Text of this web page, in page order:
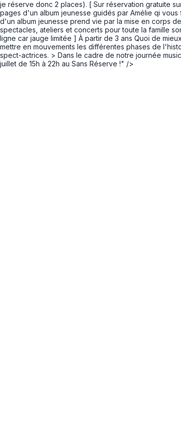
je réserve donc 2 places). [ Sur réservation gratuite
pages d'un album jeunesse guidés par Amélie qi
d'un album jeunesse prend vie par la mise en corps
spectacles, ateliers et concerts pour toute la famille
ligne car jauge limitée ] À partir de 3 ans Quoi de
mettre en mouvements les différentes phases de
spect-actrices. > Dans le cadre de notre journée
juillet de 15h à 22h au Sans Réserve !" />
Panneau de gestion des cookies